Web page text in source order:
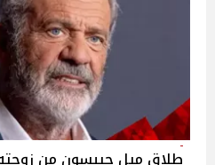
طلاق ميل جيبسون من